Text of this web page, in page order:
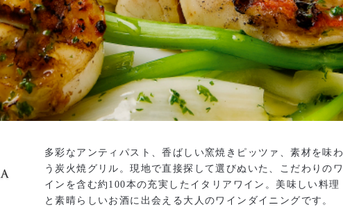
多彩なアンティパスト、香ばしい窯焼きピッツァ、素材を味わ
う炭火焼グリル。現地で直接探して選びぬいた、こだわりのワ
インを含む約100本の充実したイタリアワイン。美味しい料理
と素晴らしいお酒に出会える大人のワインダイニングです。